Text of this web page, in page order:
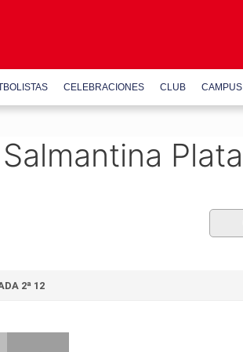
CELEBRACIONES CLUB CAMPUS
Plata
2ª 12